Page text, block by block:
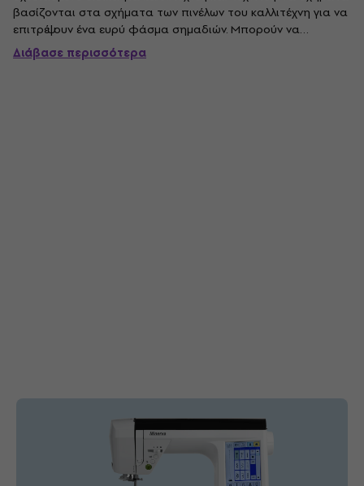
βασίζονται στα σχήματα των πινέλων του καλλιτέχνη για να
επιτρέψουν ένα ευρύ φάσμα σημαδιών. Μπορούν να
επιτευχθούν διαφορετικά εφέ με κάθε σφουγγάρι, για
παράδειγμα, χρησιμοποιώντας τις πλευρές και τις άκρες. .
Διάβασε περισσότερα